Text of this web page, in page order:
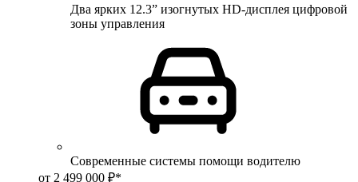
Два ярких 12.3” изогнутых HD-дисплея цифровой
зоны управления
Современные системы помощи водителю
от 2 499 000 ₽*